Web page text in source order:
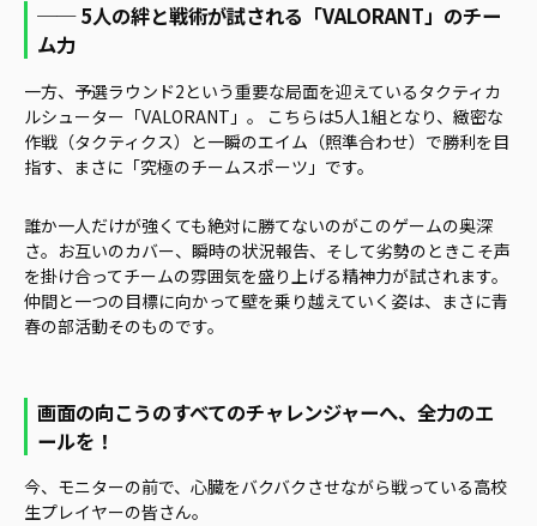
── 5人の絆と戦術が試される「VALORANT」のチー
ム力
一方、予選ラウンド2という重要な局面を迎えているタクティカ
ルシューター「VALORANT」。 こちらは5人1組となり、緻密な
作戦（タクティクス）と一瞬のエイム（照準合わせ）で勝利を目
指す、まさに「究極のチームスポーツ」です。
誰か一人だけが強くても絶対に勝てないのがこのゲームの奥深
さ。お互いのカバー、瞬時の状況報告、そして劣勢のときこそ声
を掛け合ってチームの雰囲気を盛り上げる精神力が試されます。
仲間と一つの目標に向かって壁を乗り越えていく姿は、まさに青
春の部活動そのものです。
画面の向こうのすべてのチャレンジャーへ、全力のエ
ールを！
今、モニターの前で、心臓をバクバクさせながら戦っている高校
生プレイヤーの皆さん。